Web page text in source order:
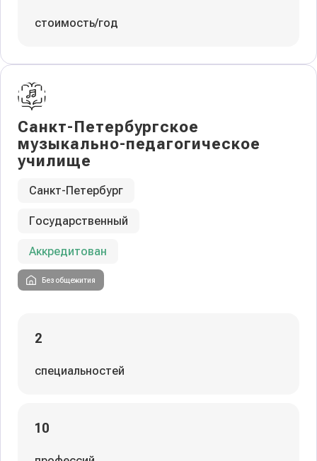
стоимость/год
Санкт-Петербургское
музыкально-педагогическое
училище
Санкт-Петербург
Государственный
Аккредитован
Без общежития
2
специальностей
10